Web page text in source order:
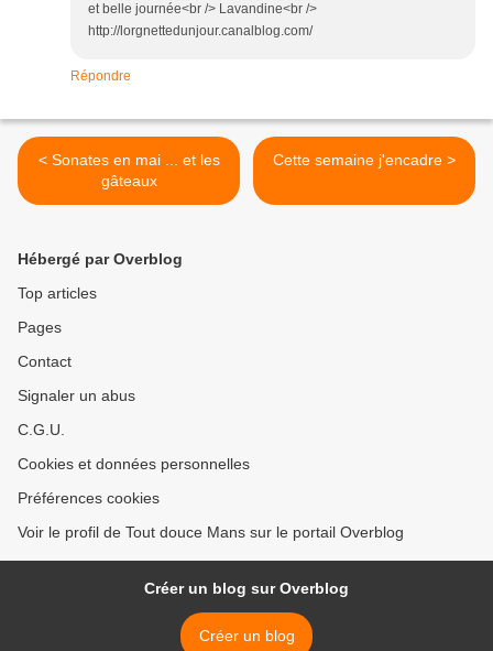
et belle journée<br /> Lavandine<br />
http://lorgnettedunjour.canalblog.com/
Répondre
< Sonates en mai ... et les
gâteaux
Cette semaine j'encadre >
Hébergé par Overblog
Top articles
Pages
Contact
Signaler un abus
C.G.U.
Cookies et données personnelles
Préférences cookies
Voir le profil de Tout douce Mans sur le portail Overblog
Créer un blog sur Overblog
Créer un blog